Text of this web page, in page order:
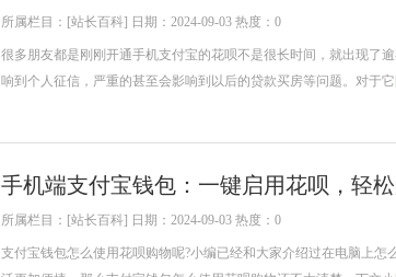
所属栏目：[站长百科] 日期：2024-09-03 热度：0
很多朋友都是刚刚开通手机支付宝的花呗不是很长时间，就出现了
响到个人征信，严重的甚至会影响到以后的贷款买房等问题。对于它
手机端支付宝钱包：一键启用花呗，轻
所属栏目：[站长百科] 日期：2024-09-03 热度：0
支付宝钱包怎么使用花呗购物呢?小编已经和大家介绍过在电脑上